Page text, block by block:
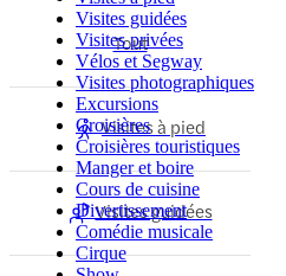
Visites guidées
Visites privées
Vélos et Segway
Visites photographiques
Excursions
Croisières
Croisières touristiques
Manger et boire
Cours de cuisine
Divertissement
Comédie musicale
Cirque
Tout
Visites à pied
Visites guidées